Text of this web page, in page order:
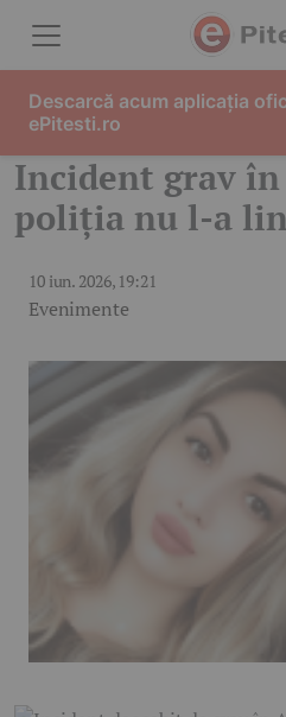
Incident grav
poliția nu l-a
10 iun. 2026, 19:21
Evenimente
Descarcă acum aplicația
ePitesti.ro